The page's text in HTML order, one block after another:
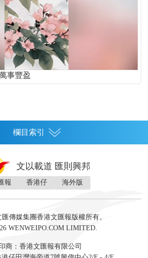
事豐盈
欄目索引
產 投資 財評 數字經濟
談 直播 經湋論
文以載道 匯則興邦
報 香港仔 海外版
傳媒集團香港文匯報版權所有。
WENWEIPO.COM LIMITED.
商：香港文匯報有限公司